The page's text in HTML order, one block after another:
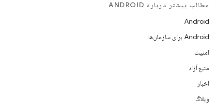
مطالب بیشتر درباره ANDROID
Android
Android برای سازمان‌ها
امنیت
منبع آزاد
اخبار
وبلاگ